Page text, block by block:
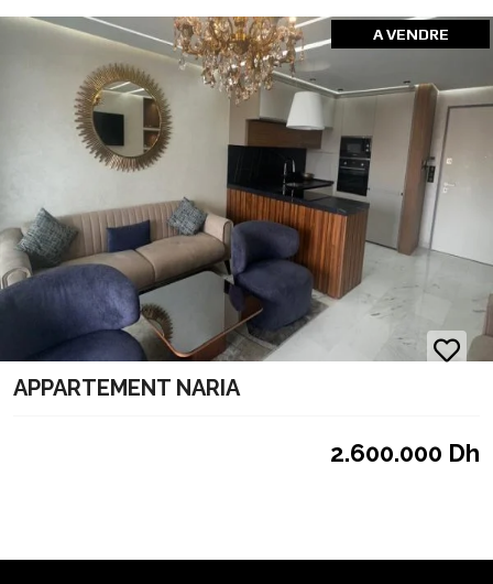
A VENDRE
APPARTEMENT NARIA
2.600.000 Dh